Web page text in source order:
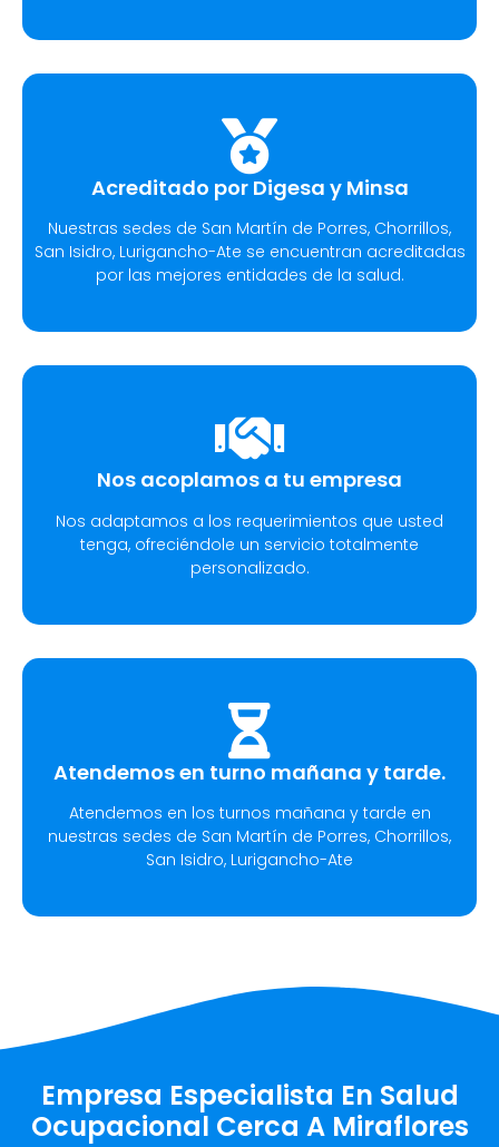
Acreditado por Digesa y Minsa​
Nuestras sedes de San Martín de Porres, Chorrillos,
San Isidro, Lurigancho-Ate se encuentran acreditadas
por las mejores entidades de la salud.
Nos acoplamos a tu empresa
Nos adaptamos a los requerimientos que usted
tenga, ofreciéndole un servicio totalmente
personalizado.
Atendemos en turno mañana y tarde.
Atendemos en los turnos mañana y tarde en
nuestras sedes de San Martín de Porres, Chorrillos,
San Isidro, Lurigancho-Ate
Empresa Especialista En Salud
Ocupacional Cerca A Miraflores